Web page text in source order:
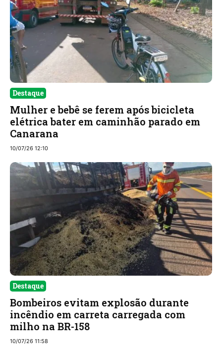
Destaque
Mulher e bebê se ferem após bicicleta
elétrica bater em caminhão parado em
Canarana
10/07/26 12:10
Destaque
Bombeiros evitam explosão durante
incêndio em carreta carregada com
milho na BR-158
10/07/26 11:58